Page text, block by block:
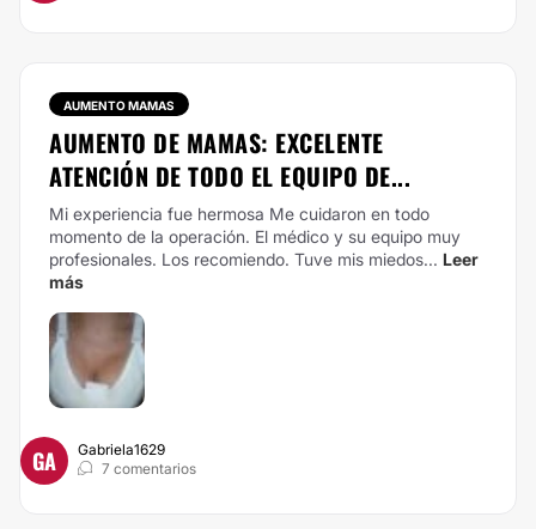
AUMENTO MAMAS
AUMENTO DE MAMAS: EXCELENTE
ATENCIÓN DE TODO EL EQUIPO DE...
Mi experiencia fue hermosa Me cuidaron en todo
momento de la operación. El médico y su equipo muy
profesionales. Los recomiendo. Tuve mis miedos... Leer
más
GA
Gabriela1629
7 comentarios